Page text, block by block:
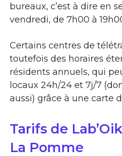
bureaux, c’est à dire en
vendredi, de 7h00 à
Certains centres de
toutefois des horaires
résidents annuels, qui
locaux 24h/24 et 7j/7
aussi) grâce à une carte
Tarifs de
La Pomme